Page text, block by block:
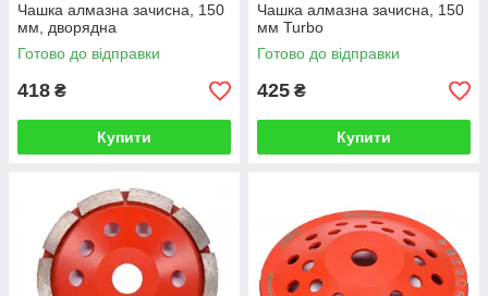
Чашка алмазна зачисна, 150
мм, дворядна
Готово до відправки
418 ₴
Купити
Чашка алмазна зачисна, 150
мм Turbo
Готово до відправки
425 ₴
Купити